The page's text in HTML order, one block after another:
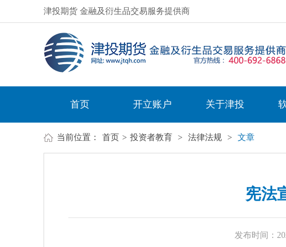
津投期货 金融及衍生品交易服务提供商
首页 开立账户 关于津投
当前位置： 首页 > 投资者教育 > 法律法规 > 文章
宪法
发布时间：